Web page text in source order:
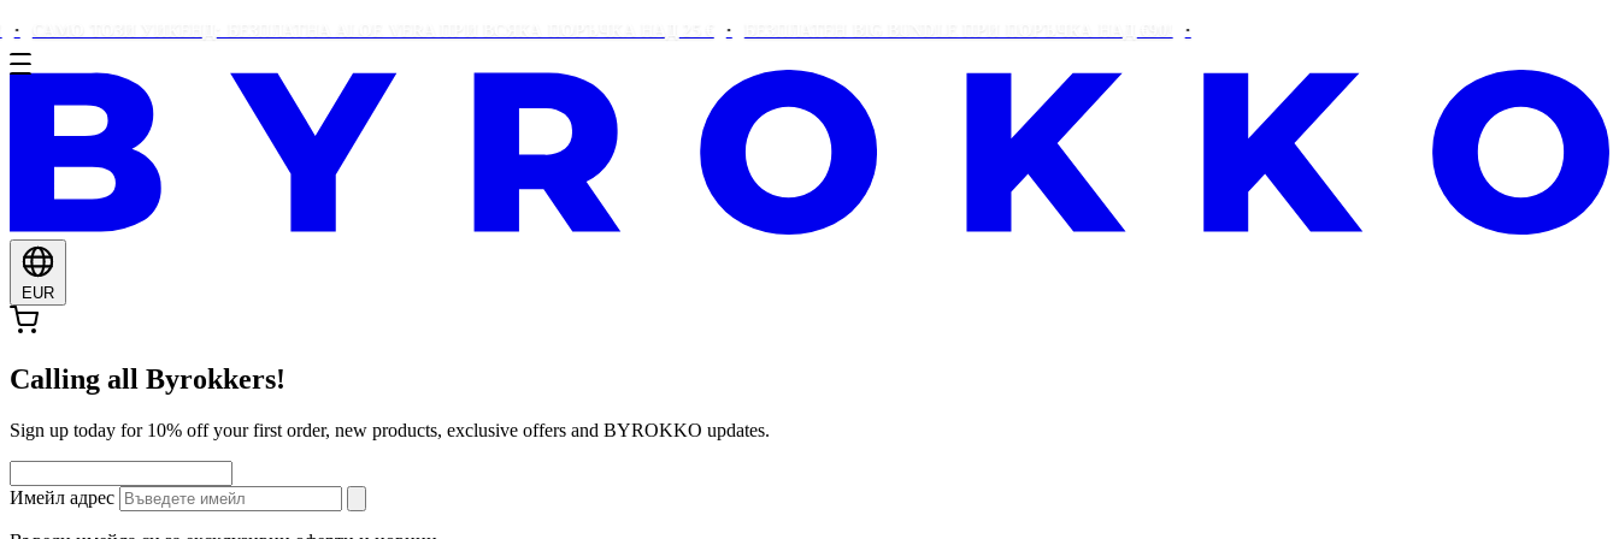
ТОЗИ УИКЕНД: БЕЗПЛАТНА ALOE VERA ПРИ ВСЯКА ПОРЪЧКА НАД 25 € БЕЗПЛАТЕН BIG BUNDLE ПРИ ПОРЪЧКА НАД €90! САМО ТОЗИ УИКЕНД: БЕЗПЛАТНА ALOE VERA ПРИ
EUR
Calling all Byrokkers!
Sign up today for 10% off your first order, new products, exclusive offers and BYROKKO updates.
Имейл адрес